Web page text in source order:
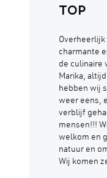
TOP
charmante
de culinaire
Marika,
hebben wij
weer eens,
verblijf
mensen!!!
welkom en
natuur en
Wij komen